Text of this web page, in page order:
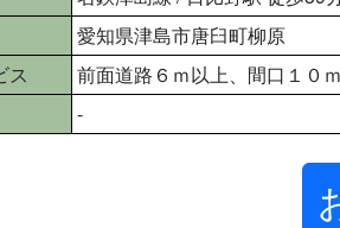
愛知県津島市唐臼町柳原
ス
前面道路６ｍ以上、間口１０
-